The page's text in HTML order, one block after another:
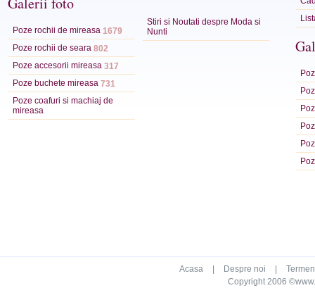
Poze rochii de mireasa 1679
Poze rochii de seara 802
Poze accesorii mireasa 317
Poze buchete mireasa 731
Poze coafuri si machiaj de
mireasa
Stiri si Noutati despre Moda si
Nunti
Acasa Despre noi
Copyright 2006